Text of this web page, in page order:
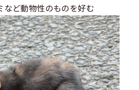
など動物性のものを好む